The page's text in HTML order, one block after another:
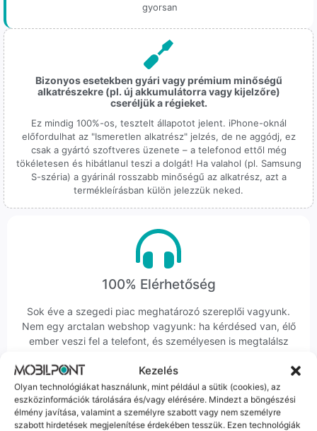
Kezelés
Olyan technológiákat használunk, mint például a sütik (cookies), az
eszközinformációk tárolására és/vagy elérésére. Mindezt a böngészési
élmény javítása, valamint a személyre szabott vagy nem személyre
szabott hirdetések megjelenítése érdekében tesszük. Ezen technológiák
gyorsan
Bizonyos esetekben gyári vagy prémium minőségű
alkatrészekre (pl. új akkumulátorra vagy kijelzőre)
cseréljük a régieket.
Ez mindig 100%-os, tesztelt állapotot jelent. iPhone-oknál
előfordulhat az "Ismeretlen alkatrész" jelzés, de ne aggódj, ez
csak a gyártó szoftveres üzenete – a telefonod ettől még
tökéletesen és hibátlanul teszi a dolgát! Ha valahol (pl. Samsung
S-széria) a gyárinál rosszabb minőségű az alkatrész, azt a
termékleírásban külön jelezzük neked.
100% Elérhetőség
Sok éve a szegedi piac meghatározó szereplői vagyunk.
Nem egy arctalan webshop vagyunk: ha kérdésed van, élő
ember veszi fel a telefont, és személyesen is megtalálsz